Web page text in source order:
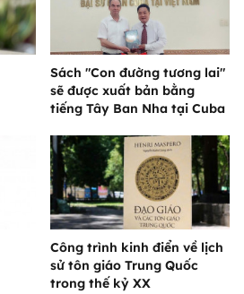
Sách "Con đường tương lai"
sẽ được xuất bản bằng
tiếng Tây Ban Nha tại Cuba
Công trình kinh điển về lịch
sử tôn giáo Trung Quốc
trong thế kỷ XX